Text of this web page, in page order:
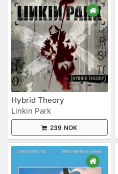
Hybrid Theory
Linkin Park
239 NOK